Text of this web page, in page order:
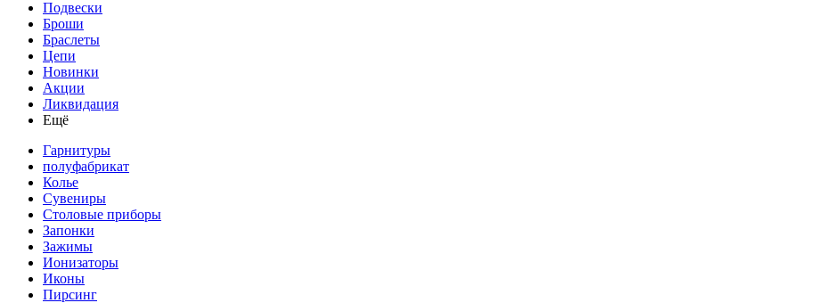
Подвески
Броши
Браслеты
Цепи
Новинки
Акции
Ликвидация
Ещё
Гарнитуры
полуфабрикат
Колье
Сувениры
Столовые приборы
Запонки
Зажимы
Ионизаторы
Иконы
Пирсинг